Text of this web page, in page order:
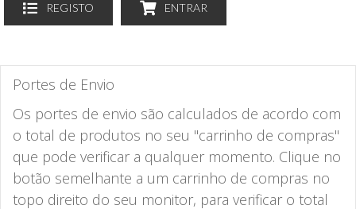
REGISTO ENTRAR
Portes de Envio
Os portes de envio são calculados de acordo com
o total de produtos no seu "carrinho de compras"
que pode verificar a qualquer momento. Clique no
botão semelhante a um carrinho de compras no
topo direito do seu monitor, para verificar o total